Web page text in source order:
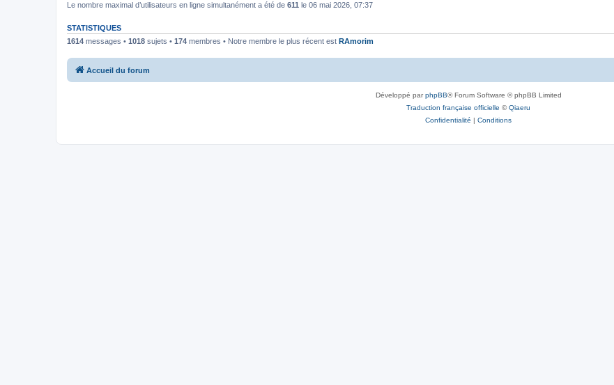
Le nombre maximal d’utilisateurs en ligne simultanément a été de 611 le 06 mai 2026, 07:37
STATISTIQUES
1614 messages • 1018 sujets • 174 membres • Notre membre le plus récent est RAmorim
Accueil du forum
Développé parphpBB® Forum Software © phpBB Limited
Traduction française officielle ©Qiaeru
Confidentialité | Conditions